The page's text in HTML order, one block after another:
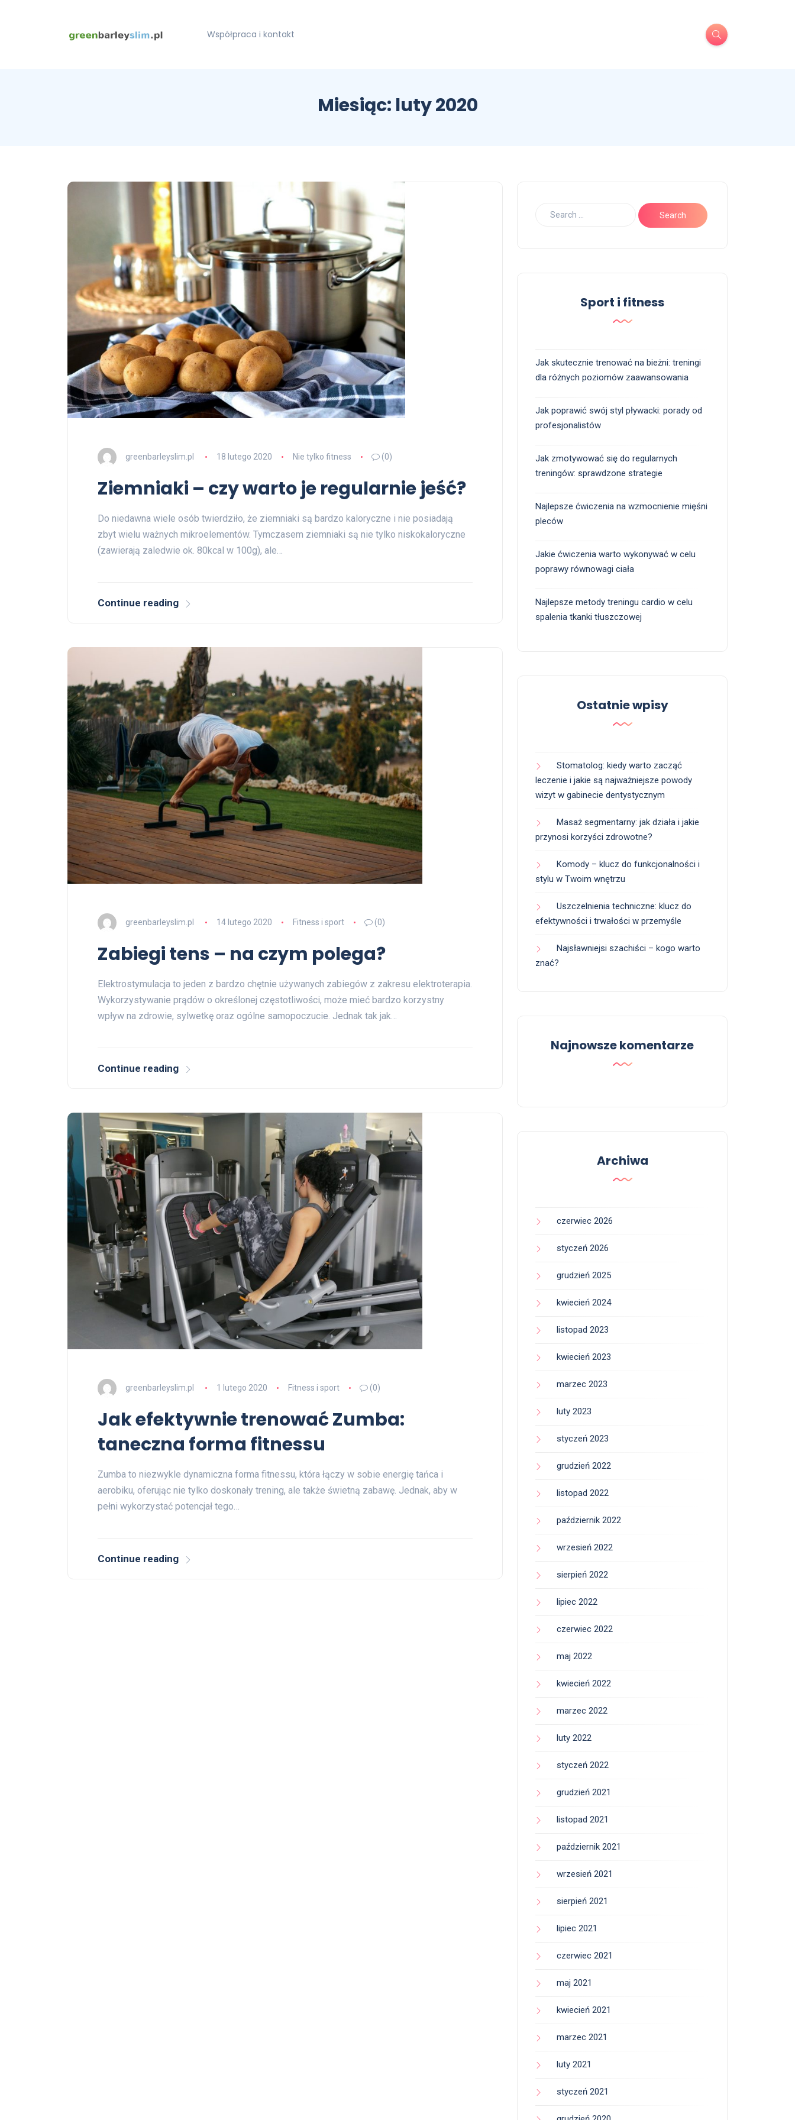
Współpraca i kontakt
Miesiąc: luty 2020
greenbarleyslim.pl 18 lutego 2020 Nie tylko fitness (0)
Ziemniaki – czy warto je regularnie jeść?
Do niedawna wiele osób twierdziło, że ziemniaki są bardzo kaloryczne i nie posiadają
zbyt wielu ważnych mikroelementów. Tymczasem ziemniaki są nie tylko niskokaloryczne
(zawierają zaledwie ok. 80kcal w 100g), ale…
Continue reading
greenbarleyslim.pl 14 lutego 2020 Fitness i sport (0)
Zabiegi tens – na czym polega?
Elektrostymulacja to jeden z bardzo chętnie używanych zabiegów z zakresu elektroterapia.
Wykorzystywanie prądów o określonej częstotliwości, może mieć bardzo korzystny
wpływ na zdrowie, sylwetkę oraz ogólne samopoczucie. Jednak tak jak…
Continue reading
greenbarleyslim.pl 1 lutego 2020 Fitness i sport (0)
Jak efektywnie trenować Zumba:
taneczna forma fitnessu
Zumba to niezwykle dynamiczna forma fitnessu, która łączy w sobie energię tańca i
aerobiku, oferując nie tylko doskonały trening, ale także świetną zabawę. Jednak, aby w
pełni wykorzystać potencjał tego…
Continue reading
Sport i fitness
Jak skutecznie trenować na bieżni: treningi
dla różnych poziomów zaawansowania
Jak poprawić swój styl pływacki: porady od
profesjonalistów
Jak zmotywować się do regularnych
treningów: sprawdzone strategie
Najlepsze ćwiczenia na wzmocnienie mięśni
pleców
Jakie ćwiczenia warto wykonywać w celu
poprawy równowagi ciała
Najlepsze metody treningu cardio w celu
spalenia tkanki tłuszczowej
Ostatnie wpisy
Stomatolog: kiedy warto zacząć
leczenie i jakie są najważniejsze powody
wizyt w gabinecie dentystycznym
Masaż segmentarny: jak działa i jakie
przynosi korzyści zdrowotne?
Komody – klucz do funkcjonalności i
stylu w Twoim wnętrzu
Uszczelnienia techniczne: klucz do
efektywności i trwałości w przemyśle
Najsławniejsi szachiści – kogo warto
znać?
Najnowsze komentarze
Archiwa
czerwiec 2026
styczeń 2026
grudzień 2025
kwiecień 2024
listopad 2023
kwiecień 2023
marzec 2023
luty 2023
styczeń 2023
grudzień 2022
listopad 2022
październik 2022
wrzesień 2022
sierpień 2022
lipiec 2022
czerwiec 2022
maj 2022
kwiecień 2022
marzec 2022
luty 2022
styczeń 2022
grudzień 2021
listopad 2021
październik 2021
wrzesień 2021
sierpień 2021
lipiec 2021
czerwiec 2021
maj 2021
kwiecień 2021
marzec 2021
luty 2021
styczeń 2021